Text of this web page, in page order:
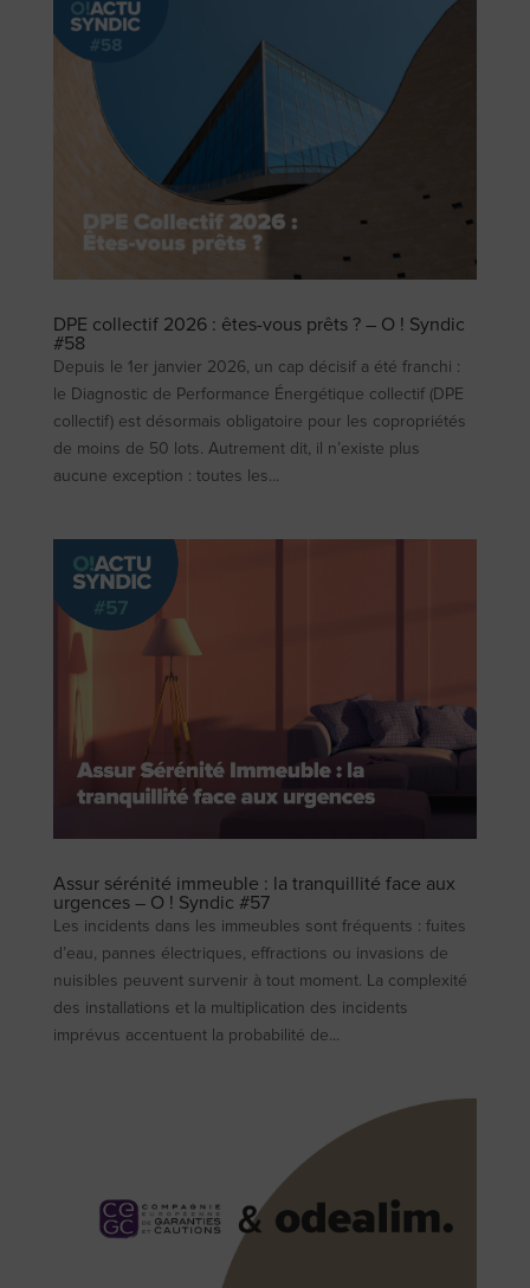
DPE collectif 2026 : êtes-vous prêts ? – O ! Syndic
#58
Depuis le 1er janvier 2026, un cap décisif a été franchi :
le Diagnostic de Performance Énergétique collectif (DPE
collectif) est désormais obligatoire pour les copropriétés
de moins de 50 lots. Autrement dit, il n’existe plus
aucune exception : toutes les...
Assur sérénité immeuble : la tranquillité face aux
urgences – O ! Syndic #57
Les incidents dans les immeubles sont fréquents : fuites
d’eau, pannes électriques, effractions ou invasions de
nuisibles peuvent survenir à tout moment. La complexité
des installations et la multiplication des incidents
imprévus accentuent la probabilité de...